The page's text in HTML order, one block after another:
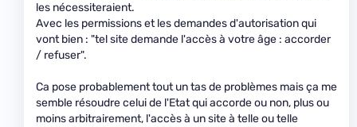
les nécessiteraient.
Avec les permissions et les demandes d'autorisation qui
vont bien : "tel site demande l'accès à votre âge : accorder
/ refuser".
Ca pose probablement tout un tas de problèmes mais ça me
semble résoudre celui de l'Etat qui accorde ou non, plus ou
moins arbitrairement, l'accès à un site à telle ou telle